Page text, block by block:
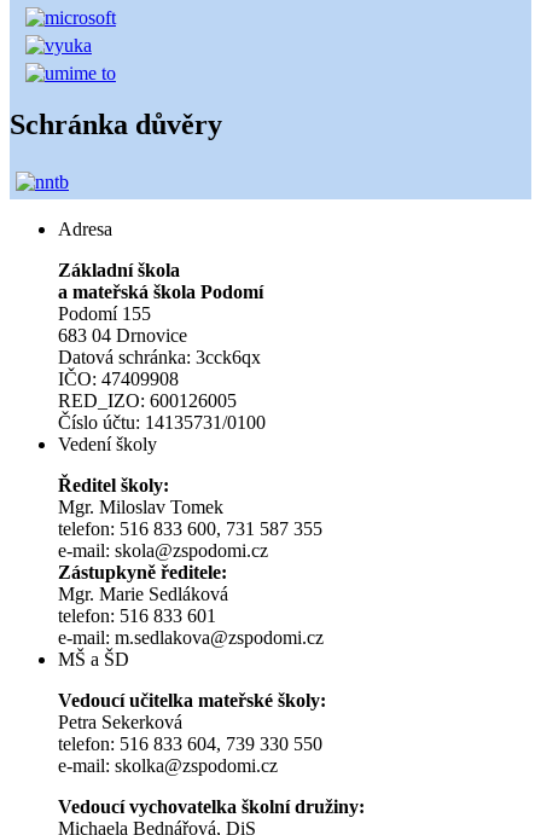
Schránka důvěry
Adresa
Základní škola
a mateřská škola Podomí
Podomí 155
683 04 Drnovice
Datová schránka: 3cck6qx
IČO: 47409908
RED_IZO: 600126005
Číslo účtu: 14135731/0100
Vedení školy
Ředitel školy:
Mgr. Miloslav Tomek
telefon: 516 833 600, 731 587 355
e-mail: skola@zspodomi.cz
Zástupkyně ředitele:
Mgr. Marie Sedláková
telefon: 516 833 601
e-mail: m.sedlakova@zspodomi.cz
MŠ a ŠD
Vedoucí učitelka mateřské školy:
Petra Sekerková
telefon: 516 833 604, 739 330 550
e-mail: skolka@zspodomi.cz
Vedoucí vychovatelka školní družiny:
Michaela Bednářová, DiS